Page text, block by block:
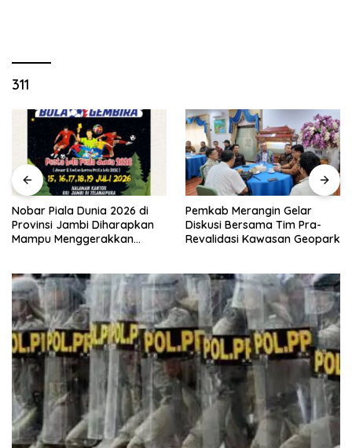
311
Nobar Piala Dunia 2026 di
Provinsi Jambi Diharapkan
Mampu Menggerakkan
Pemkab Merangin Gelar
Diskusi Bersama Tim Pra-
Revalidasi Kawasan Geopark